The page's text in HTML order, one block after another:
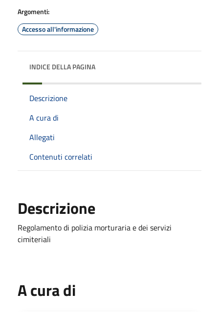
Argomenti:
Accesso all'informazione
INDICE DELLA PAGINA
Descrizione
A cura di
Allegati
Contenuti correlati
Descrizione
Regolamento di polizia morturaria e dei servizi
cimiteriali
A cura di